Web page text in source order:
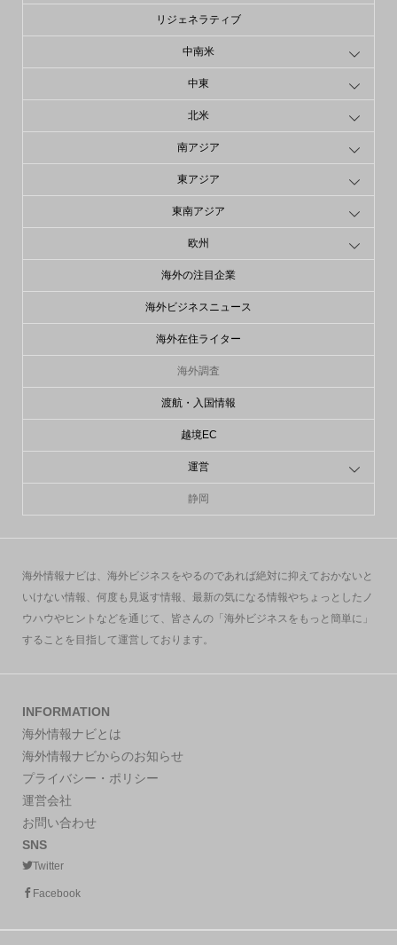
リジェネラティブ
中南米
中東
北米
南アジア
東アジア
東南アジア
欧州
海外の注目企業
海外ビジネスニュース
海外在住ライター
海外調査
渡航・入国情報
越境EC
運営
静岡
海外情報ナビは、海外ビジネスをやるのであれば絶対に抑えておかないと
いけない情報、何度も見返す情報、最新の気になる情報やちょっとしたノ
ウハウやヒントなどを通じて、皆さんの「海外ビジネスをもっと簡単に」
することを目指して運営しております。
INFORMATION
海外情報ナビとは
海外情報ナビからのお知らせ
プライバシー・ポリシー
運営会社
お問い合わせ
SNS
Twitter
Facebook